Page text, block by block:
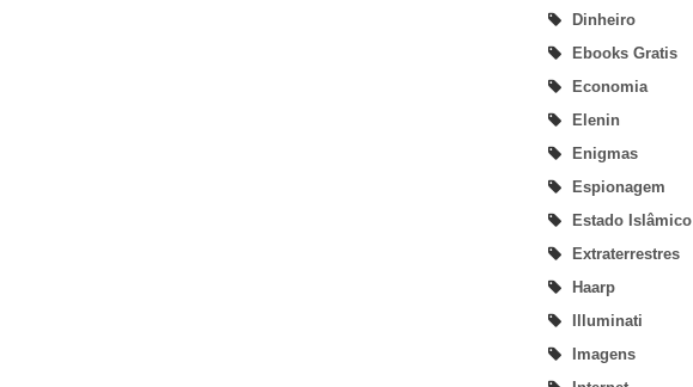
Dinheiro
Ebooks Gratis
Economia
Elenin
Enigmas
Espionagem
Estado Islâmico
Extraterrestres
Haarp
Illuminati
Imagens